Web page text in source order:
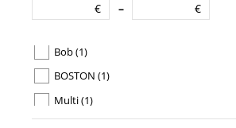
€ – €
Bob(1)
BOSTON (1)
Multi(1)